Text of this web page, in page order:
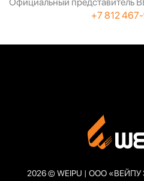
+7 812
2026 © WEIPU | ООО